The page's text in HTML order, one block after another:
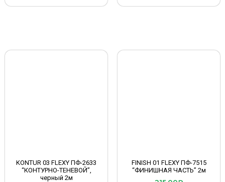
KONTUR 03 FLEXY ПФ-2633
“КОНТУРНО-ТЕНЕВОЙ”,
черный 2м
FINISH 01 FLEXY ПФ-7515
“ФИНИШНАЯ ЧАСТЬ” 2м